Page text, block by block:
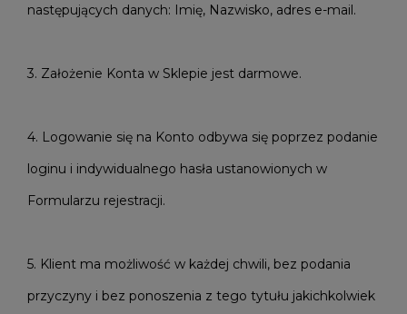
następujących danych: Imię, Nazwisko, adres e-mail.
3. Założenie Konta w Sklepie jest darmowe.
4. Logowanie się na Konto odbywa się poprzez podanie
loginu i indywidualnego hasła ustanowionych w
Formularzu rejestracji.
5. Klient ma możliwość w każdej chwili, bez podania
przyczyny i bez ponoszenia z tego tytułu jakichkolwiek